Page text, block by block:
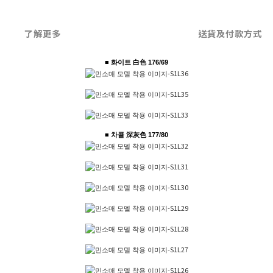
了解更多 送貨及付款方式
■ 화이트 白色 176/69
■ 차콜 深灰色 177/80